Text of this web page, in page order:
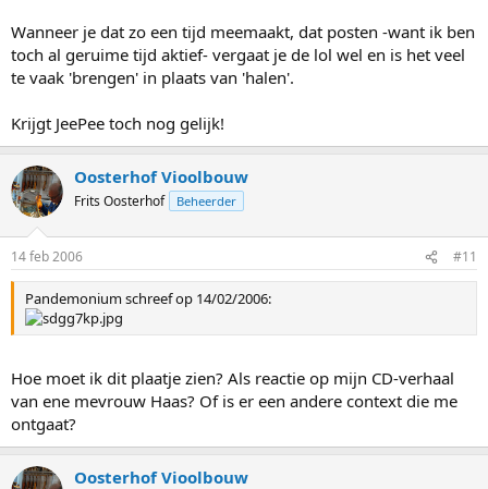
Wanneer je dat zo een tijd meemaakt, dat posten -want ik ben
toch al geruime tijd aktief- vergaat je de lol wel en is het veel
te vaak 'brengen' in plaats van 'halen'.
Krijgt JeePee toch nog gelijk!
Oosterhof Vioolbouw
Frits Oosterhof Beheerder
14 feb 2006 #11
Pandemonium schreef op 14/02/2006:
Hoe moet ik dit plaatje zien? Als reactie op mijn CD-verhaal
van ene mevrouw Haas? Of is er een andere context die me
ontgaat?
Oosterhof Vioolbouw